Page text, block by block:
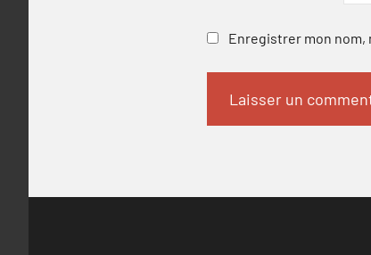
Enregistrer mon nom,